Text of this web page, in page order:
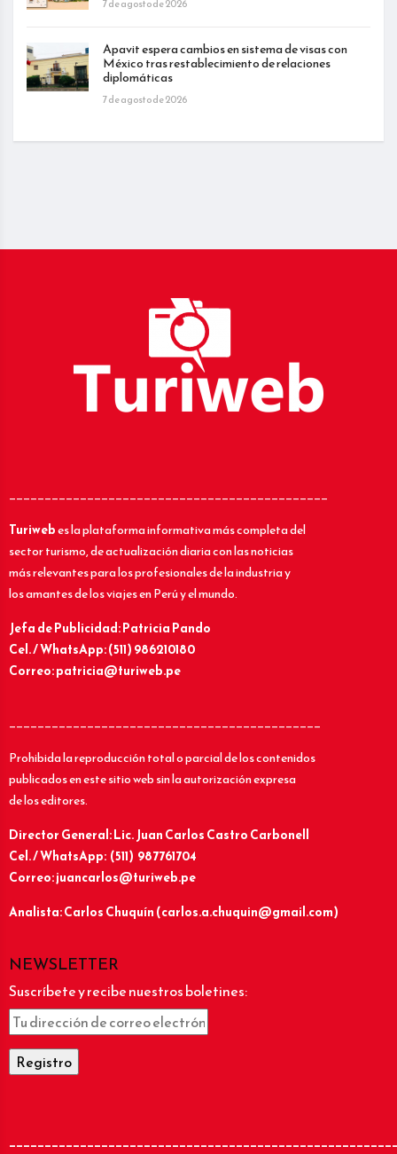
7 de agosto de 2026
Apavit espera cambios en sistema de visas con
México tras restablecimiento de relaciones
diplomáticas
7 de agosto de 2026
_____________________________________________
Turiwebes la plataforma informativa más completa del
sector turismo, de actualización diaria con las noticias
más relevantes para los profesionales de la industria y
los amantes de los viajes en Perú y el mundo.
Jefa de Publicidad: Patricia Pando
Cel. / WhatsApp: (511) 986210180
Correo: patricia@turiweb.pe
____________________________________________
Prohibida la reproducción total o parcial de los contenidos
publicados en este sitio web sin la autorización expresa
de los editores.
Director General: Lic.Juan Carlos Castro Carbonell
Cel. / WhatsApp: (511) 987761704
Correo: juancarlos@turiweb.pe
Analista: Carlos Chuquín (carlos.a.chuquin@gmail.com)
NEWSLETTER
Suscríbete y recibe nuestros boletines: